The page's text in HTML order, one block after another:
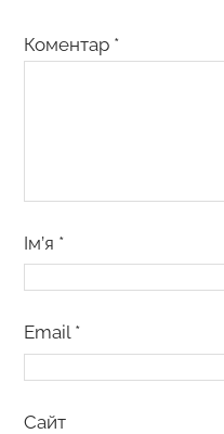
Коментар *
Ім’я *
Email *
Сайт